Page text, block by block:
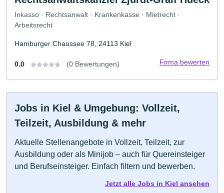
Inkasso · Rechtsanwalt · Krankenkasse · Mietrecht ·
Arbeitsrecht
Hamburger Chaussee 78, 24113 Kiel
0.0 (0 Bewertungen) Firma bewerten
Jobs in Kiel & Umgebung: Vollzeit,
Teilzeit, Ausbildung & mehr
Aktuelle Stellenangebote in Vollzeit, Teilzeit, zur
Ausbildung oder als Minijob – auch für Quereinsteiger
und Berufseinsteiger. Einfach filtern und bewerben.
Jetzt alle Jobs in Kiel ansehen